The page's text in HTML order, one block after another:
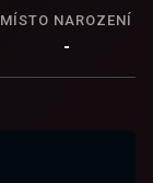
MÍSTO NAROZENÍ
-